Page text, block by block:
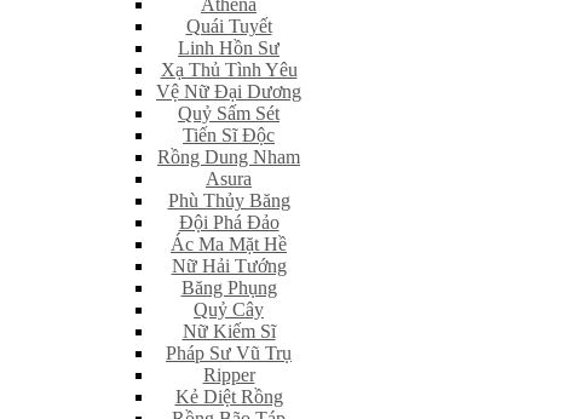
Athena
Quái Tuyết
Linh Hồn Sư
Xạ Thủ Tình Yêu
Vệ Nữ Đại Dương
Quỷ Sấm Sét
Tiến Sĩ Độc
Rồng Dung Nham
Asura
Phù Thủy Băng
Đội Phá Đảo
Ác Ma Mặt Hề
Nữ Hải Tướng
Băng Phụng
Quỷ Cây
Nữ Kiếm Sĩ
Pháp Sư Vũ Trụ
Ripper
Kẻ Diệt Rồng